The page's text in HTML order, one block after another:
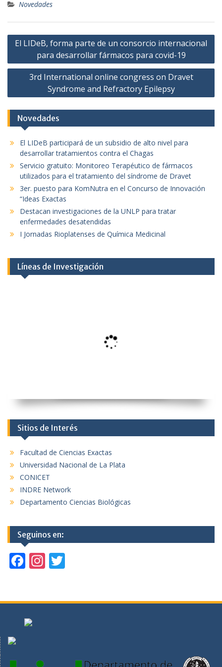
itt
er
k
e
dI
n
Novedades
Navegación
entradas
El LIDeB, forma parte de un consorcio internacional
para desarrollar fármacos para covid-19
3rd International online congress on Dravet
Syndrome and Refractory Epilepsy
Novedades
El LIDeB participará de un subsidio de alto nivel para
desarrollar tratamientos contra el Chagas
Servicio gratuito: Monitoreo Terapéutico de fármacos
utilizados para el tratamiento del síndrome de Dravet
3er. puesto para KomNutra en el Concurso de Innovación
“Ideas Exactas
Destacan investigaciones de la UNLP para tratar
enfermedades desatendidas
I Jornadas Rioplatenses de Química Medicinal
Líneas de Investigación
Sitios de Interés
Facultad de Ciencias Exactas
Universidad Nacional de La Plata
CONICET
INDRE Network
Departamento Ciencias Biológicas
Seguinos en:
F
b
o
In
gr er